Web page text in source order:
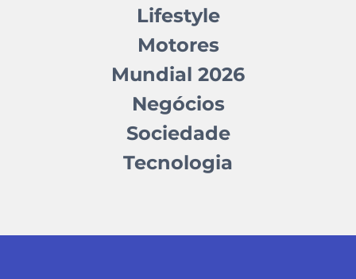
Lifestyle
Motores
Mundial 2026
Negócios
Sociedade
Tecnologia